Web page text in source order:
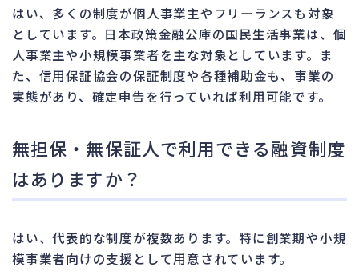
はい、多くの制度が個人事業主やフリーランスも対象
としています。日本政策金融公庫の国民生活事業は、個
人事業主や小規模事業者を主な対象としています。ま
た、信用保証協会の保証制度や各種補助金も、事業の
実態があり、確定申告を行っていれば利用可能です。
無担保・無保証人で利用できる融資制度
はありますか？
はい、代表的な制度が複数あります。特に創業期や小規
模事業者向けの支援として用意されています。